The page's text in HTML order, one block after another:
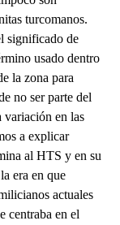
turcomanos.
significado de
usado dentro
la zona para
no ser parte del
variación en las
a explicar
al HTS y en su
era en que
actuales
centraba en el